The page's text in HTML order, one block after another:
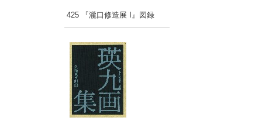
425 『瀧口修造展 I』図録